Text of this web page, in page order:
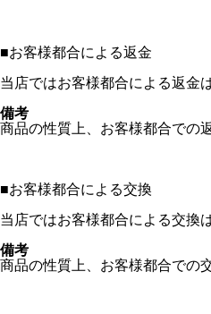
■お客様都合による返金
当店ではお客様都合による返金
備考
商品の性質上、お客様都合での
■お客様都合による交換
当店ではお客様都合による交換
備考
商品の性質上、お客様都合での